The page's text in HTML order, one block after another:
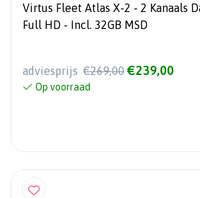
Virtus Fleet Atlas X-2 - 2 Kanaals
Full HD - Incl. 32GB MSD
adviesprijs €269,00 €239,00
Op voorraad